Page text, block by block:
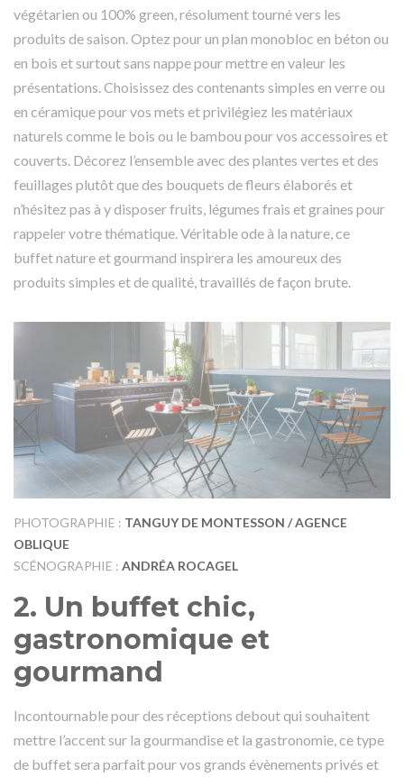
végétarien ou 100% green, résolument tourné vers les
produits de saison. Optez pour un plan monobloc en béton ou
en bois et surtout sans nappe pour mettre en valeur les
présentations. Choisissez des contenants simples en verre ou
en céramique pour vos mets et privilégiez les matériaux
naturels comme le bois ou le bambou pour vos accessoires et
couverts. Décorez l’ensemble avec des plantes vertes et des
feuillages plutôt que des bouquets de fleurs élaborés et
n’hésitez pas à y disposer fruits, légumes frais et graines pour
rappeler votre thématique. Véritable ode à la nature, ce
buffet nature et gourmand inspirera les amoureux des
produits simples et de qualité, travaillés de façon brute.
PHOTOGRAPHIE : TANGUY DE MONTESSON / AGENCE
OBLIQUE
SCÉNOGRAPHIE : ANDRÉA ROCAGEL
2. Un buffet chic,
gastronomique et
gourmand
Incontournable pour des réceptions debout qui souhaitent
mettre l’accent sur la gourmandise et la gastronomie, ce type
de buffet sera parfait pour vos grands évènements privés et